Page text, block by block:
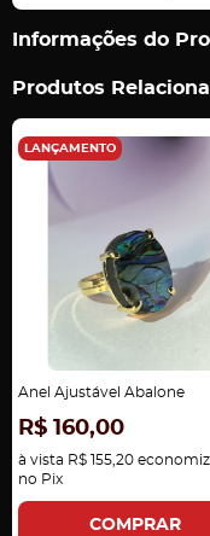
Informações do
Produtos
LANÇAMENTO
Anel Ajustável Abalone
R$ 160,00
à vista R$ 155,20
no Pix
COMPRAR